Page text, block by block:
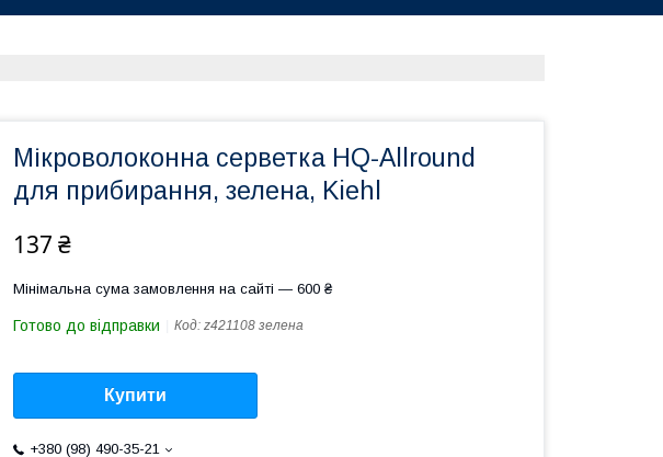
Мікроволоконна серветка HQ-Allround
для прибирання, зелена, Kiehl
137 ₴
Мінімальна сума замовлення на сайті — 600 ₴
Готово до відправки Код: z421108 зелена
Купити
+380 (98) 490-35-21